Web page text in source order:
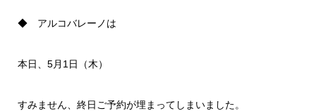
◆ アルコバレーノは
本日、5月1日（木）
すみません、終日ご予約が埋まってしまいました。